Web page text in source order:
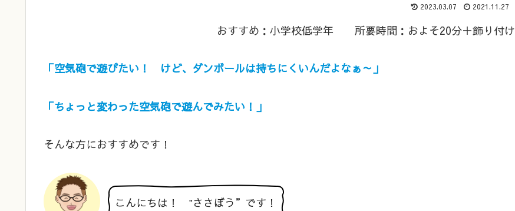
2023.03.07 2021.11.27
おすすめ：小学校低学年 所要時間：およそ20分＋飾り付け
「空気砲で遊びたい！ けど、ダンボールは持ちにくいんだよなぁ～」
「ちょっと変わった空気砲で遊んでみたい！ 」
そんな方におすすめです！
こんにちは！ ‟ささぼう”です！